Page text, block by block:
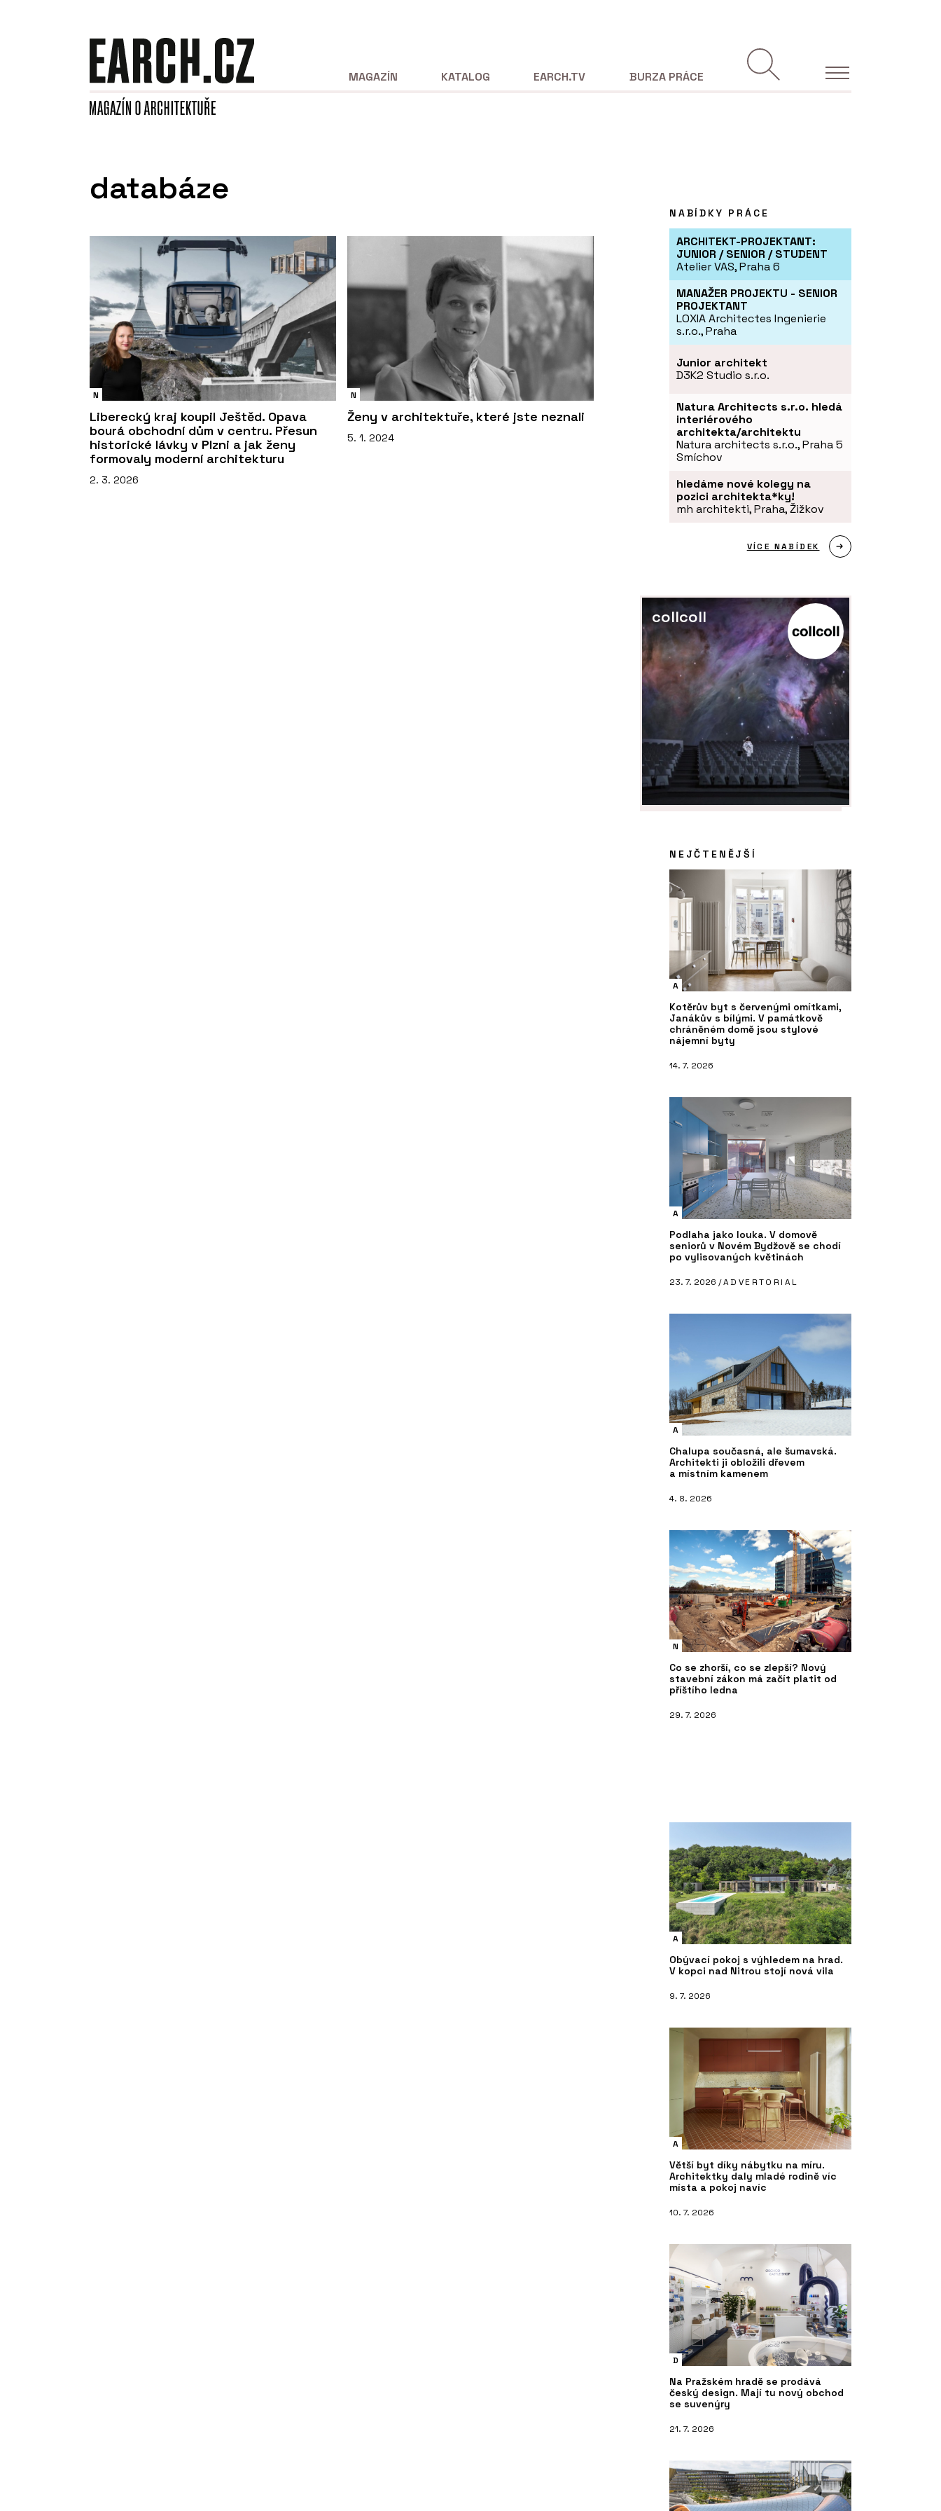
MAGAZÍN KATALOG EARCH.TV BURZA PRÁCE
databáze
N
Liberecký kraj koupil Ještěd. Opava
bourá obchodní dům v centru. Přesun
historické lávky v Plzni a jak ženy
formovaly moderní architekturu
2. 3. 2026
N
Ženy v architektuře, které jste neznali
5. 1. 2024
NABÍDKY PRÁCE
ARCHITEKT-PROJEKTANT:
JUNIOR / SENIOR / STUDENT
Atelier VAS, Praha 6
MANAŽER PROJEKTU - SENIOR
PROJEKTANT
LOXIA Architectes Ingenierie
s.r.o., Praha
Junior architekt
D3K2 Studio s.r.o.
Natura Architects s.r.o. hledá
interiérového
architekta/architektu
Natura architects s.r.o., Praha 5
Smíchov
hledáme nové kolegy na
pozici architekta*ky!
mh architekti, Praha, Žižkov
VÍCE NABÍDEK
collcoll
NEJČTENĚJŠÍ
A
Kotěrův byt s červenými omítkami,
Janákův s bílými. V památkově
chráněném domě jsou stylové
nájemní byty
14. 7. 2026
A
Podlaha jako louka. V domově
seniorů v Novém Bydžově se chodí
po vylisovaných květinách
23. 7. 2026 /ADVERTORIAL
A
Chalupa současná, ale šumavská.
Architekti ji obložili dřevem
a místním kamenem
4. 8. 2026
N
Co se zhorší, co se zlepší? Nový
stavební zákon má začít platit od
příštího ledna
29. 7. 2026
A
Obývací pokoj s výhledem na hrad.
V kopci nad Nitrou stojí nová vila
9. 7. 2026
A
Větší byt díky nábytku na míru.
Architektky daly mladé rodině víc
místa a pokoj navíc
10. 7. 2026
D
Na Pražském hradě se prodává
český design. Mají tu nový obchod
se suvenýry
21. 7. 2026